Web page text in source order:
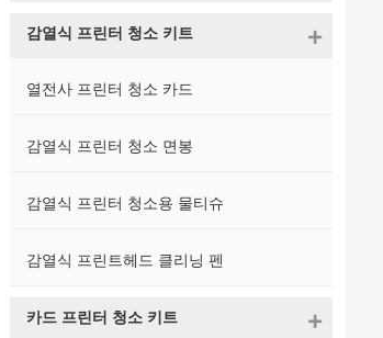
감열식 프린터 청소 키트
열전사 프린터 청소 카드
감열식 프린터 청소 면봉
감열식 프린터 청소용 물티슈
감열식 프린트헤드 클리닝 펜
카드 프린터 청소 키트